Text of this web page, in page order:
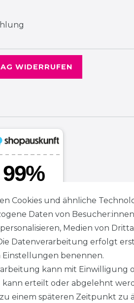
WIDERRUFEN
Cookies und ähnliche
Daten von
Medien von
Datenverarbeitung erfolgt
Einstellungen benennen.
kann mit Einwilligung
erteilt oder abgelehnt
einem späteren Zeitpunkt zu